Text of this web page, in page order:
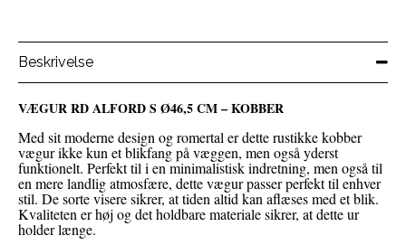
Beskrivelse
VÆGUR RD ALFORD S Ø46,5 CM – KOBBER
Med sit moderne design og romertal er dette rustikke kobber
vægur ikke kun et blikfang på væggen, men også yderst
funktionelt. Perfekt til i en minimalistisk indretning, men også til
en mere landlig atmosfære, dette vægur passer perfekt til enhver
stil. De sorte visere sikrer, at tiden altid kan aflæses med et blik.
Kvaliteten er høj og det holdbare materiale sikrer, at dette ur
holder længe.